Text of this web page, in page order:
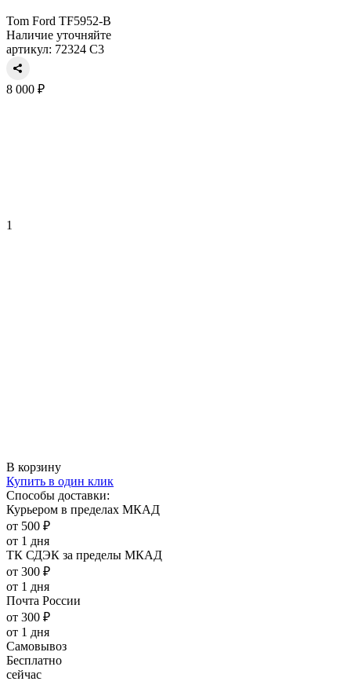
Tom Ford TF5952-B
Наличие уточняйте
артикул: 72324 C3
8 000 ₽
1
В корзину
Купить в один клик
Способы доставки:
Курьером в пределах МКАД
от 500 ₽
от 1 дня
ТК СДЭК за пределы МКАД
от 300 ₽
от 1 дня
Почта России
от 300 ₽
от 1 дня
Самовывоз
Бесплатно
сейчас